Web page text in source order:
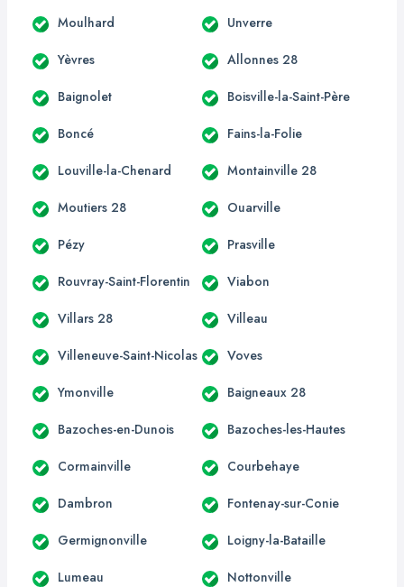
Moulhard Unverre
Yèvres Allonnes 28
Baignolet Boisville-la-Saint-Père
Boncé Fains-la-Folie
Louville-la-Chenard Montainville 28
Moutiers 28 Ouarville
Pézy Prasville
Rouvray-Saint-Florentin Viabon
Villars 28 Villeau
Villeneuve-Saint-Nicolas Voves
Ymonville Baigneaux 28
Bazoches-en-Dunois Bazoches-les-Hautes
Cormainville Courbehaye
Dambron Fontenay-sur-Conie
Germignonville Loigny-la-Bataille
Lumeau Nottonville